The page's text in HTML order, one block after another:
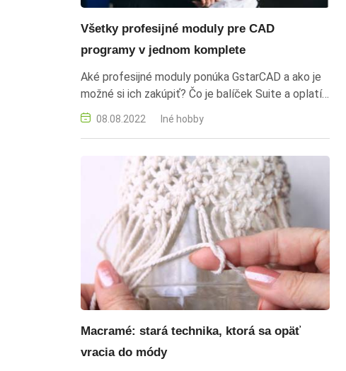
Všetky profesijné moduly pre CAD
programy v jednom komplete
Aké profesijné moduly ponúka GstarCAD a ako je
možné si ich zakúpiť? Čo je balíček Suite a oplatí
sa do neho investovať?
08.08.2022 Iné hobby
Macramé: stará technika, ktorá sa opäť
vracia do módy